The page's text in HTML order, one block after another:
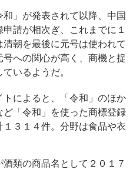
」が発表されて以降、中国
請が相次ぎ、これまでに１
朝を最後に元号は使われて
への関心が高く、商機と捉
いるようだ。
によると、「令和」のほか
ど「令和」を使った商標登録
３１４件。分野は食品や衣
類の商品名として２０１７